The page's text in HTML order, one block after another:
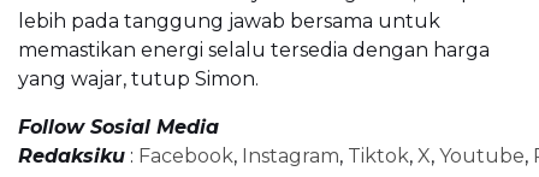
lebih pada tanggung jawab bersama untuk
memastikan energi selalu tersedia dengan harga
yang wajar, tutup Simon.
Follow Sosial Media
Redaksiku : Facebook, Instagram, Tiktok, X, Youtube,